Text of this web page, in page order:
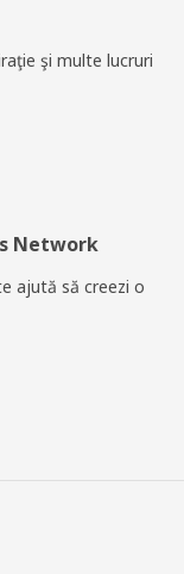
şi multe lucruri
Network
ajută să creezi o